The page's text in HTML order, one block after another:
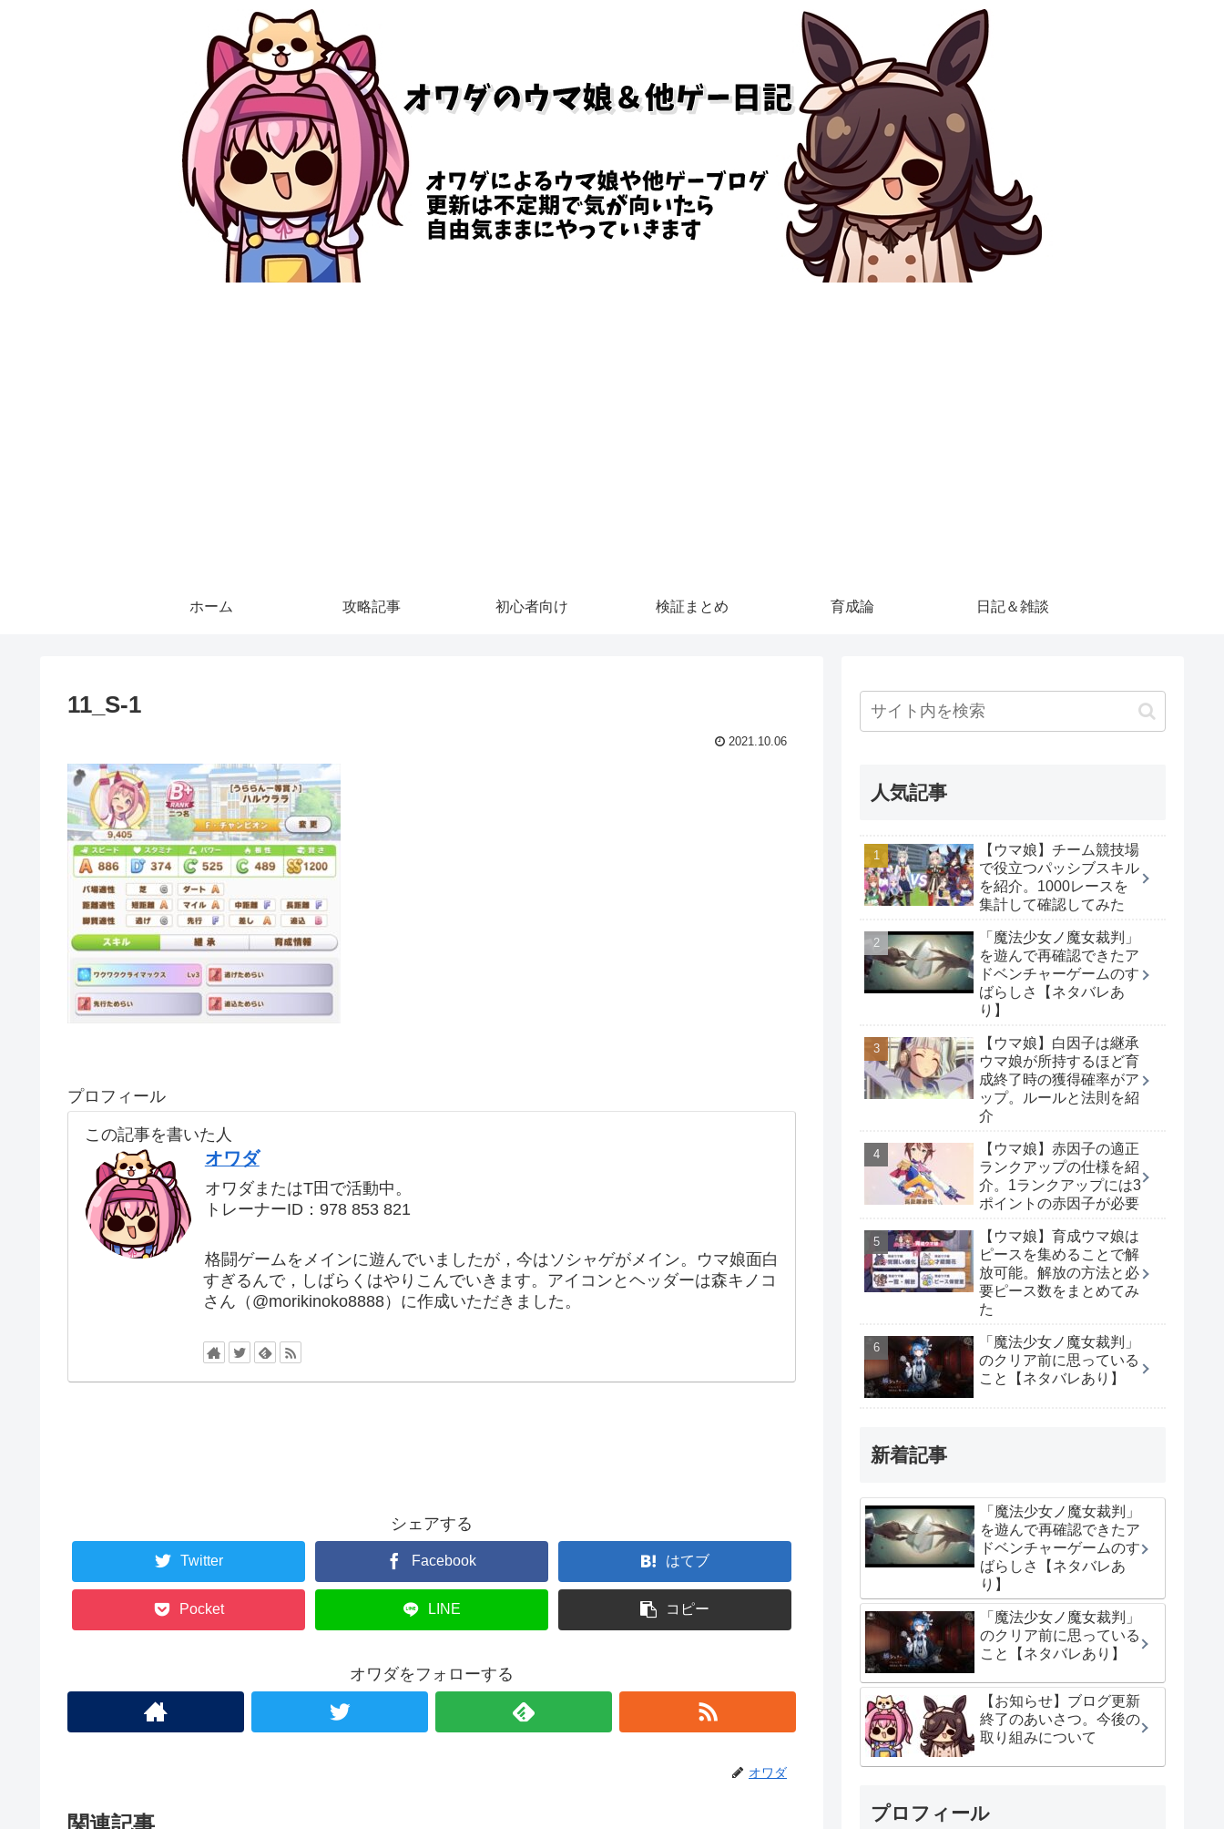
ホーム 攻略記事 初心者向け 検証まとめ 育成論 日記＆雑談
11_S-1
2021.10.06
プロフィール
この記事を書いた人
オワダ
オワダまたはT田で活動中。
トレーナーID：978 853 821
格闘ゲームをメインに遊んでいましたが，今はソシャゲがメイン。ウマ娘面白
すぎるんで，しばらくはやりこんでいきます。アイコンとヘッダーは森キノコ
さん（@morikinoko8888）に作成いただきました。
シェアする
Twitter Facebook はてブ
Pocket LINE コピー
オワダをフォローする
オワダ
関連記事
人気記事
【ウマ娘】チーム競技場
で役立つパッシブスキル
を紹介。1000レースを
集計して確認してみた
「魔法少女ノ魔女裁判」
を遊んで再確認できたア
ドベンチャーゲームのす
ばらしさ【ネタバレあ
り】
【ウマ娘】白因子は継承
ウマ娘が所持するほど育
成終了時の獲得確率がア
ップ。ルールと法則を紹
介
【ウマ娘】赤因子の適正
ランクアップの仕様を紹
介。1ランクアップには3
ポイントの赤因子が必要
【ウマ娘】育成ウマ娘は
ピースを集めることで解
放可能。解放の方法と必
要ピース数をまとめてみ
た
「魔法少女ノ魔女裁判」
のクリア前に思っている
こと【ネタバレあり】
新着記事
「魔法少女ノ魔女裁判」
を遊んで再確認できたア
ドベンチャーゲームのす
ばらしさ【ネタバレあ
り】
「魔法少女ノ魔女裁判」
のクリア前に思っている
こと【ネタバレあり】
【お知らせ】ブログ更新
終了のあいさつ。今後の
取り組みについて
プロフィール